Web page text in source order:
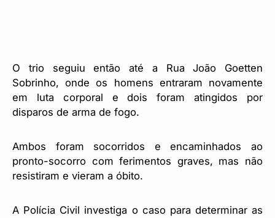
O trio seguiu então até a Rua João Goetten
Sobrinho, onde os homens entraram novamente
em luta corporal e dois foram atingidos por
disparos de arma de fogo.
Ambos foram socorridos e encaminhados ao
pronto-socorro com ferimentos graves, mas não
resistiram e vieram a óbito.
A Polícia Civil investiga o caso para determinar as